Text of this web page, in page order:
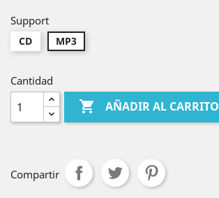
Support
CD MP3
Cantidad
 AÑADIR AL CARRITO
Compartir